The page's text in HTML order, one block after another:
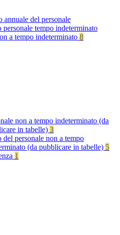
annuale del personale
personale tempo indeterminato
a tempo indeterminato 8
non a tempo indeterminato (da
in tabelle) 3
del personale non a tempo
(da pubblicare in tabelle) 5
1